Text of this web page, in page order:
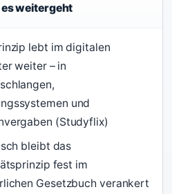
weitergeht
lebt im digitalen
weiter – in
und
(Studyflix)
bleibt das
fest im
Gesetzbuch verankert